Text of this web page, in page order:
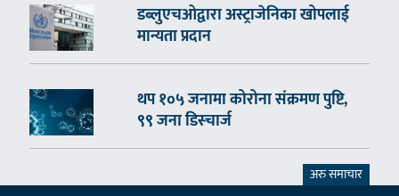
डब्लुएचओद्वारा अस्ट्राजेनिका खोपलाई
मान्यता प्रदान
थप १०५ जनामा कोरोना संक्रमण पुष्टि,
९९ जना डिस्चार्ज
अरु समाचार